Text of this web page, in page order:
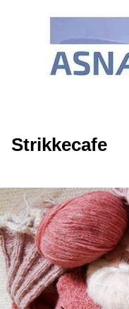
Strikkecafe